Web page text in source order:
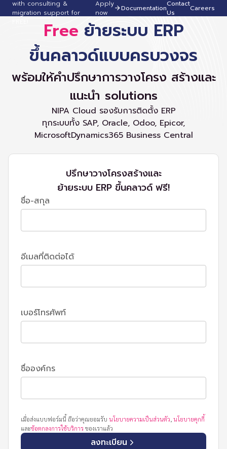
with consulting &
migration support for
Apply
now
DocumentationContact
Us
Careers
Free ย้ายระบบ ERP
ขึ้นคลาวด์แบบครบวงจร
พร้อมให้คำปรึกษาการวางโครง สร้างและ
แนะนำ solutions
NIPA Cloud รองรับการติดตั้ง ERP
ทุกระบบทั้ง SAP, Oracle, Odoo, Epicor,
MicrosoftDynamics365 Business Central
ปรึกษาวางโครงสร้างและ
ย้ายระบบ ERP ขึ้นคลาวด์ ฟรี!
ชื่อ-สกุล
อีเมลที่ติดต่อได้
เบอร์โทรศัพท์
ชื่อองค์กร
เมื่อส่งแบบฟอร์มนี้ ถือว่าคุณยอมรับ นโยบายความเป็นส่วนตัว นโยบายคุกกี้
และข้อตกลงการใช้บริการของเราแล้ว
ลงทะเบียน